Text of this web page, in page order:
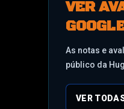
VER
As notas e
público da
VER